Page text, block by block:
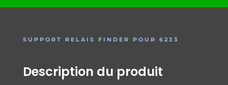
SUPPORT RELAIS FINDER POUR 6233
Description du produit